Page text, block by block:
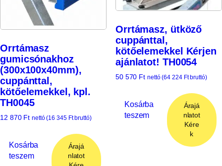
Orrtámasz
gumicsónakhoz
(300x100x40mm),
cuppánttal,
kötőelemekkel, kpl.
TH0045
12 870 Ft nettó (16 345 Ftbruttó)
Kosárba
teszem
Árajá
nlatot
Orrtámasz, ütköző
cuppánttal,
kötőelemekkel Kérjen
ajánlatot! TH0054
50 570 Ft nettó (64 224 Ftbruttó)
Kosárba
teszem
Árajá
nlatot
Kére
k